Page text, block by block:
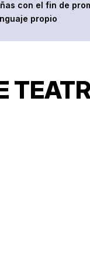
con el fin de
propio